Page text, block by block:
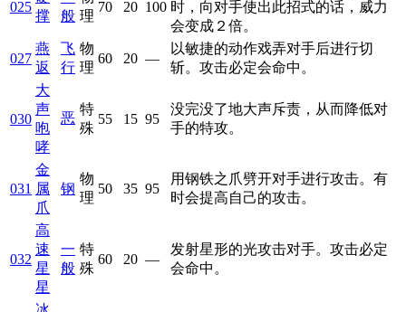
025
撑
般 理
70 20 100 时，向对手使出此招式的话，威力
会变成２倍。
027
燕
返
飞
行
物
理
60 20 —
以敏捷的动作戏弄对手后进行切
斩。攻击必定会命中。
030
大
声
咆
哮
恶
特
殊
55 15 95
没完没了地大声斥责，从而降低对
手的特攻。
031
金
属
爪
钢
物
理
50 35 95
用钢铁之爪劈开对手进行攻击。有
时会提高自己的攻击。
032
高
速
星
星
一
般
特
殊
60 20 —
发射星形的光攻击对手。攻击必定
会命中。